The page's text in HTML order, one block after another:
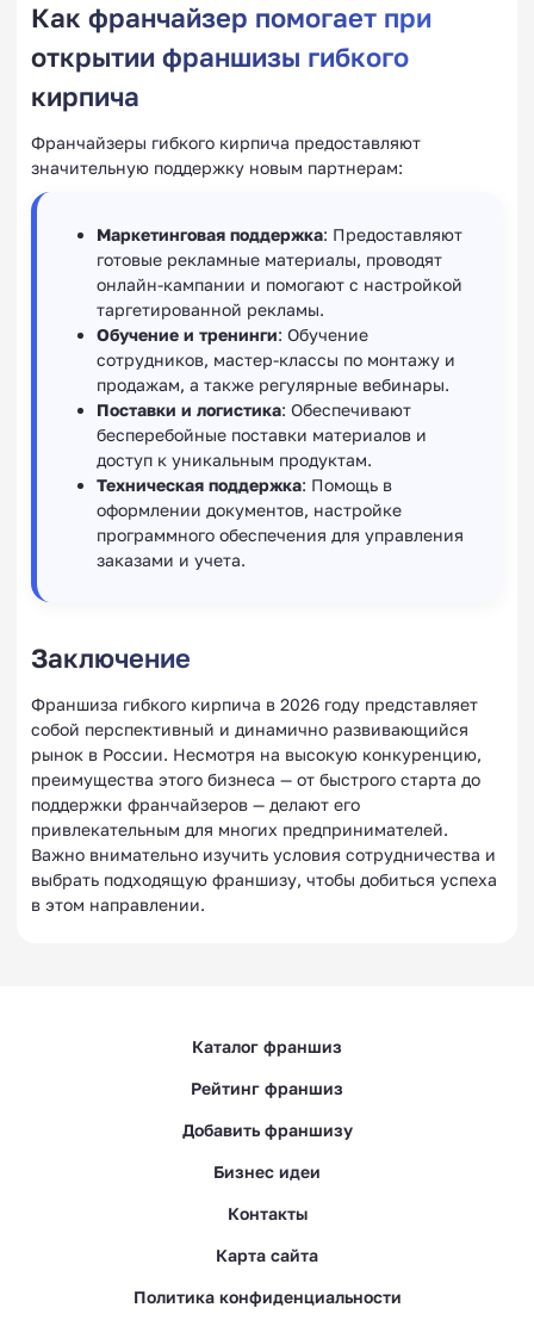
Как франчайзер помогает при
открытии франшизы гибкого
кирпича
Франчайзеры гибкого кирпича предоставляют
значительную поддержку новым партнерам:
Маркетинговая поддержка: Предоставляют
готовые рекламные материалы, проводят
онлайн-кампании и помогают с настройкой
таргетированной рекламы.
Обучение и тренинги: Обучение
сотрудников, мастер-классы по монтажу и
продажам, а также регулярные вебинары.
Поставки и логистика: Обеспечивают
бесперебойные поставки материалов и
доступ к уникальным продуктам.
Техническая поддержка: Помощь в
оформлении документов, настройке
программного обеспечения для управления
заказами и учета.
Заключение
Франшиза гибкого кирпича в 2026 году представляет
собой перспективный и динамично развивающийся
рынок в России. Несмотря на высокую конкуренцию,
преимущества этого бизнеса — от быстрого старта до
поддержки франчайзеров — делают его
привлекательным для многих предпринимателей.
Важно внимательно изучить условия сотрудничества и
выбрать подходящую франшизу, чтобы добиться успеха
в этом направлении.
Каталог франшиз
Рейтинг франшиз
Добавить франшизу
Бизнес идеи
Контакты
Карта сайта
Политика конфиденциальности